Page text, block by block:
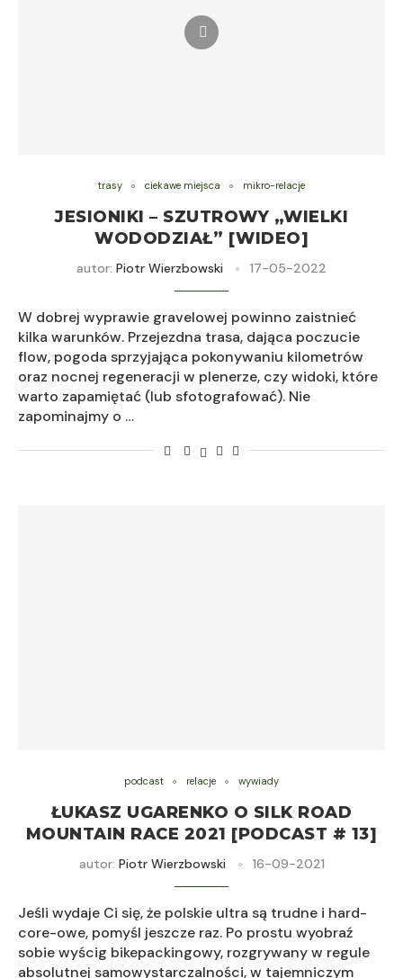
trasy ciekawe miejsca mikro-relacje
JESIONIKI – SZUTROWY „WIELKI
WODODZIAŁ” [WIDEO]
autor: Piotr Wierzbowski 17-05-2022
W dobrej wyprawie gravelowej powinno zaistnieć
kilka warunków. Przejezdna trasa, dająca poczucie
flow, pogoda sprzyjająca pokonywaniu kilometrów
oraz nocnej regeneracji w plenerze, czy widoki, które
warto zapamiętać (lub sfotografować). Nie
zapominajmy o …
podcast relacje wywiady
ŁUKASZ UGARENKO O SILK ROAD
MOUNTAIN RACE 2021 [PODCAST # 13]
autor: Piotr Wierzbowski 16-09-2021
Jeśli wydaje Ci się, że polskie ultra są trudne i hard-
core-owe, pomyśl jeszcze raz. Po prostu wyobraź
sobie wyścig bikepackingowy, rozgrywany w regule
absolutnej samowystarczalności, w tajemniczym